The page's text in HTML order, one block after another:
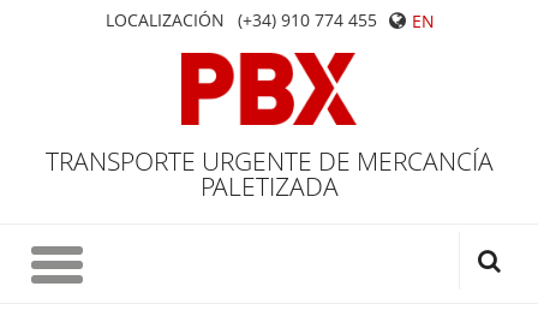
LOCALIZACIÓN (+34) 910 774 455 EN
TRANSPORTE URGENTE DE MERCANCÍA
PALETIZADA